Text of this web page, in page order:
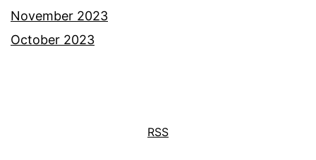
November 2023
October 2023
RSS